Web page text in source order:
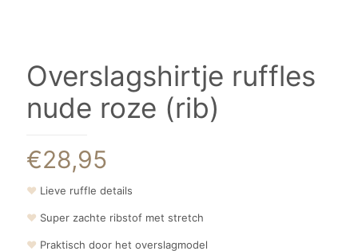
Overslagshirtje ruffles
nude roze (rib)
€28,95
❤ Lieve ruffle details
❤ Super zachte ribstof met stretch
❤ Praktisch door het overslagmodel